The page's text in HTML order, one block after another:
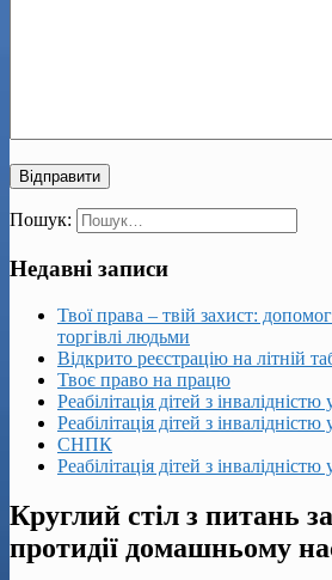
Пошук:
Недавні записи
Твої права – твій захист:
торгівлі людьми
Відкрито реєстрацію на літній
Твоє право на працю
Реабілітація дітей з
Реабілітація дітей з
СНПК
Реабілітація дітей з
Круглий стіл з питань
протидії домашньому